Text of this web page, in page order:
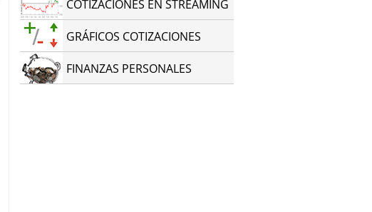
COTIZACIONES EN STREAMING
GRÁFICOS COTIZACIONES
FINANZAS PERSONALES